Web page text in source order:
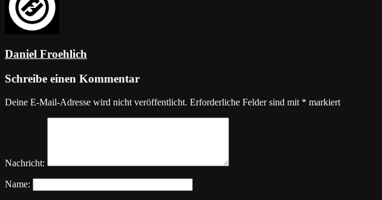
Daniel Froehlich
Schreibe einen Kommentar
Deine E-Mail-Adresse wird nicht veröffentlicht. Erforderliche Felder sind mit * markiert
Nachricht:
Name: